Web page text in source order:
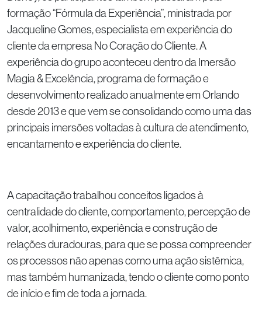
formação “Fórmula da Experiência”, ministrada por
Jacqueline Gomes, especialista em experiência do
cliente da empresa No Coração do Cliente. A
experiência do grupo aconteceu dentro da Imersão
Magia & Excelência, programa de formação e
desenvolvimento realizado anualmente em Orlando
desde 2013 e que vem se consolidando como uma das
principais imersões voltadas à cultura de atendimento,
encantamento e experiência do cliente.
A capacitação trabalhou conceitos ligados à
centralidade do cliente, comportamento, percepção de
valor, acolhimento, experiência e construção de
relações duradouras, para que se possa compreender
os processos não apenas como uma ação sistêmica,
mas também humanizada, tendo o cliente como ponto
de início e fim de toda a jornada.